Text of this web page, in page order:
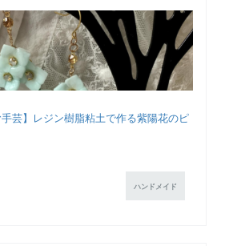
手芸】レジン樹脂粘土で作る紫陽花のピ
ハンドメイド